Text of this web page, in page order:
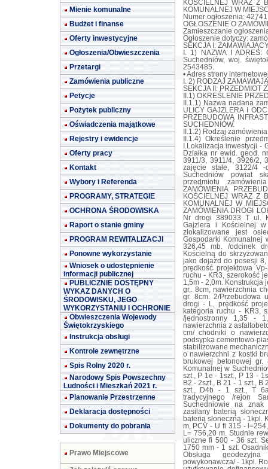
Mienie komunalne
Budżet i finanse
Oferty inwestycyjne
Ogłoszenia/Obwieszczenia
Przetargi
Zamówienia publiczne
Petycje
Pożytek publiczny
Oświadczenia majątkowe
Rejestry i ewidencje
Oferty pracy
Kontakt
Wybory i Referenda
PROGRAMY, STRATEGIE
OCHRONA ŚRODOWISKA
Raport o stanie gminy
PROGRAM REWITALIZACJI
Ponowne wykorzystanie
Wniosek o udostępnienie
informacji publicznej
PUBLICZNIE DOSTĘPNY
WYKAZ DANYCH O
ŚRODOWISKU, JEGO
WYKORZYSTANIU I OCHRONIE
Obwieszczenia Wojewody
Świętokrzyskiego
Instrukcja obsługi
Kontrole zewnętrzne
Spis Rolny 2020 r.
Narodowy Spis Powszechny
Ludności i Mieszkań 2021 r.
Planowanie Przestrzenne
Deklaracja dostępności
Dokumenty do pobrania
Prawo Miejscowe
KOŚCIELNEJ WRAZ Z
KOMUNALNEJ W
Numer ogłoszenia:
OGŁOSZENIE O
Zamieszczanie
Ogłoszenie dotyczy:
SEKCJA I:
I. 1) NAZWA I
Suchedniów, woj.
2543485.
• Adres strony
I. 2) RODZAJ
SEKCJA II: PRZEDMIOT
II.1) OKREŚLENIE
II.1.1) Nazwa nadana
ULICY GAJZLERA I
PRZEBUDOWĄ
SUCHEDNIÓW.
II.1.2) Rodzaj
II.1.4) Określenie
I.Lokalizacja inwestycji -
Działka nr ewid. geod.
3911/3, 3911/4, 3926/2,
zajęcie stałe, 3122/4
Suchedniów powiat
przedmiotu
ZAMÓWIENIA
KOŚCIELNEJ WRAZ Z
KOMUNALNEJ W
ZAMÓWIENIA DROGI
Nr drogi 389033 T ul.
Gajzlera i Kościelnej w
zlokalizowane jest
Gospodarki Komunalnej
326,45 mb. /odcinek
Kościelną do
jako dojazd do posesji
prędkość projektowa
ruchu - KR3, szerokość
1,5m - 2,0m. Konstrukcja
gr,. 8cm, nawierzchnia
gr. 8cm. 2/Przebudowa
drogi - L, prędkość
kategoria ruchu - KR3,
/jednostronny 1,35 -
nawierzchnia z
cm/ chodniki o
podsypka cementowo-
stabilizowane
o nawierzchni z kostki
brukowej betonowej gr.
Komunalnej w
szt., P 1e - 1szt., P 13 -
B2 - 2szt., B 21 - 1 szt., B
szt., D4b - 1 szt., T
tradycyjnego /rejon
Suchedniowie na
zasilany baterią
baterią słoneczną - 1kpl.
m, PCV - U fi 315 -
L= 756,20 m. Studnie
uliczne fi 500 - 36 szt.
1750 mm - 1 szt.
Obsługa
powykonawcza/ - 1kpl.